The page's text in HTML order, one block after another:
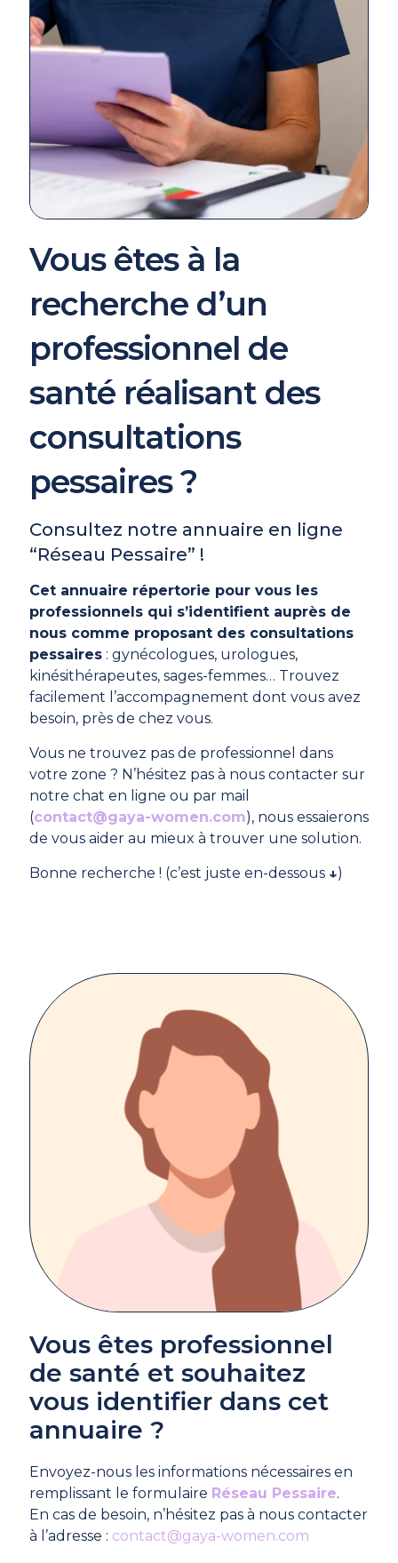
Vous êtes à la
recherche d’un
professionnel de
santé réalisant des
consultations
pessaires ?
Consultez notre annuaire en ligne
“Réseau Pessaire” !
Cet annuaire répertorie pour vous les
professionnels qui s’identifient auprès de
nous comme proposant des consultations
pessaires : gynécologues, urologues,
kinésithérapeutes, sages-femmes… Trouvez
facilement l’accompagnement dont vous avez
besoin, près de chez vous.
Vous ne trouvez pas de professionnel dans
votre zone ? N’hésitez pas à nous contacter sur
notre chat en ligne ou par mail
(contact@gaya-women.com), nous essaierons
de vous aider au mieux à trouver une solution.
Bonne recherche ! (c’est juste en-dessous ↓)
Vous êtes professionnel
de santé et souhaitez
vous identifier dans cet
annuaire ?
Envoyez-nous les informations nécessaires en
remplissant le formulaire Réseau Pessaire.
En cas de besoin, n’hésitez pas à nous contacter
à l’adresse : contact@gaya-women.com